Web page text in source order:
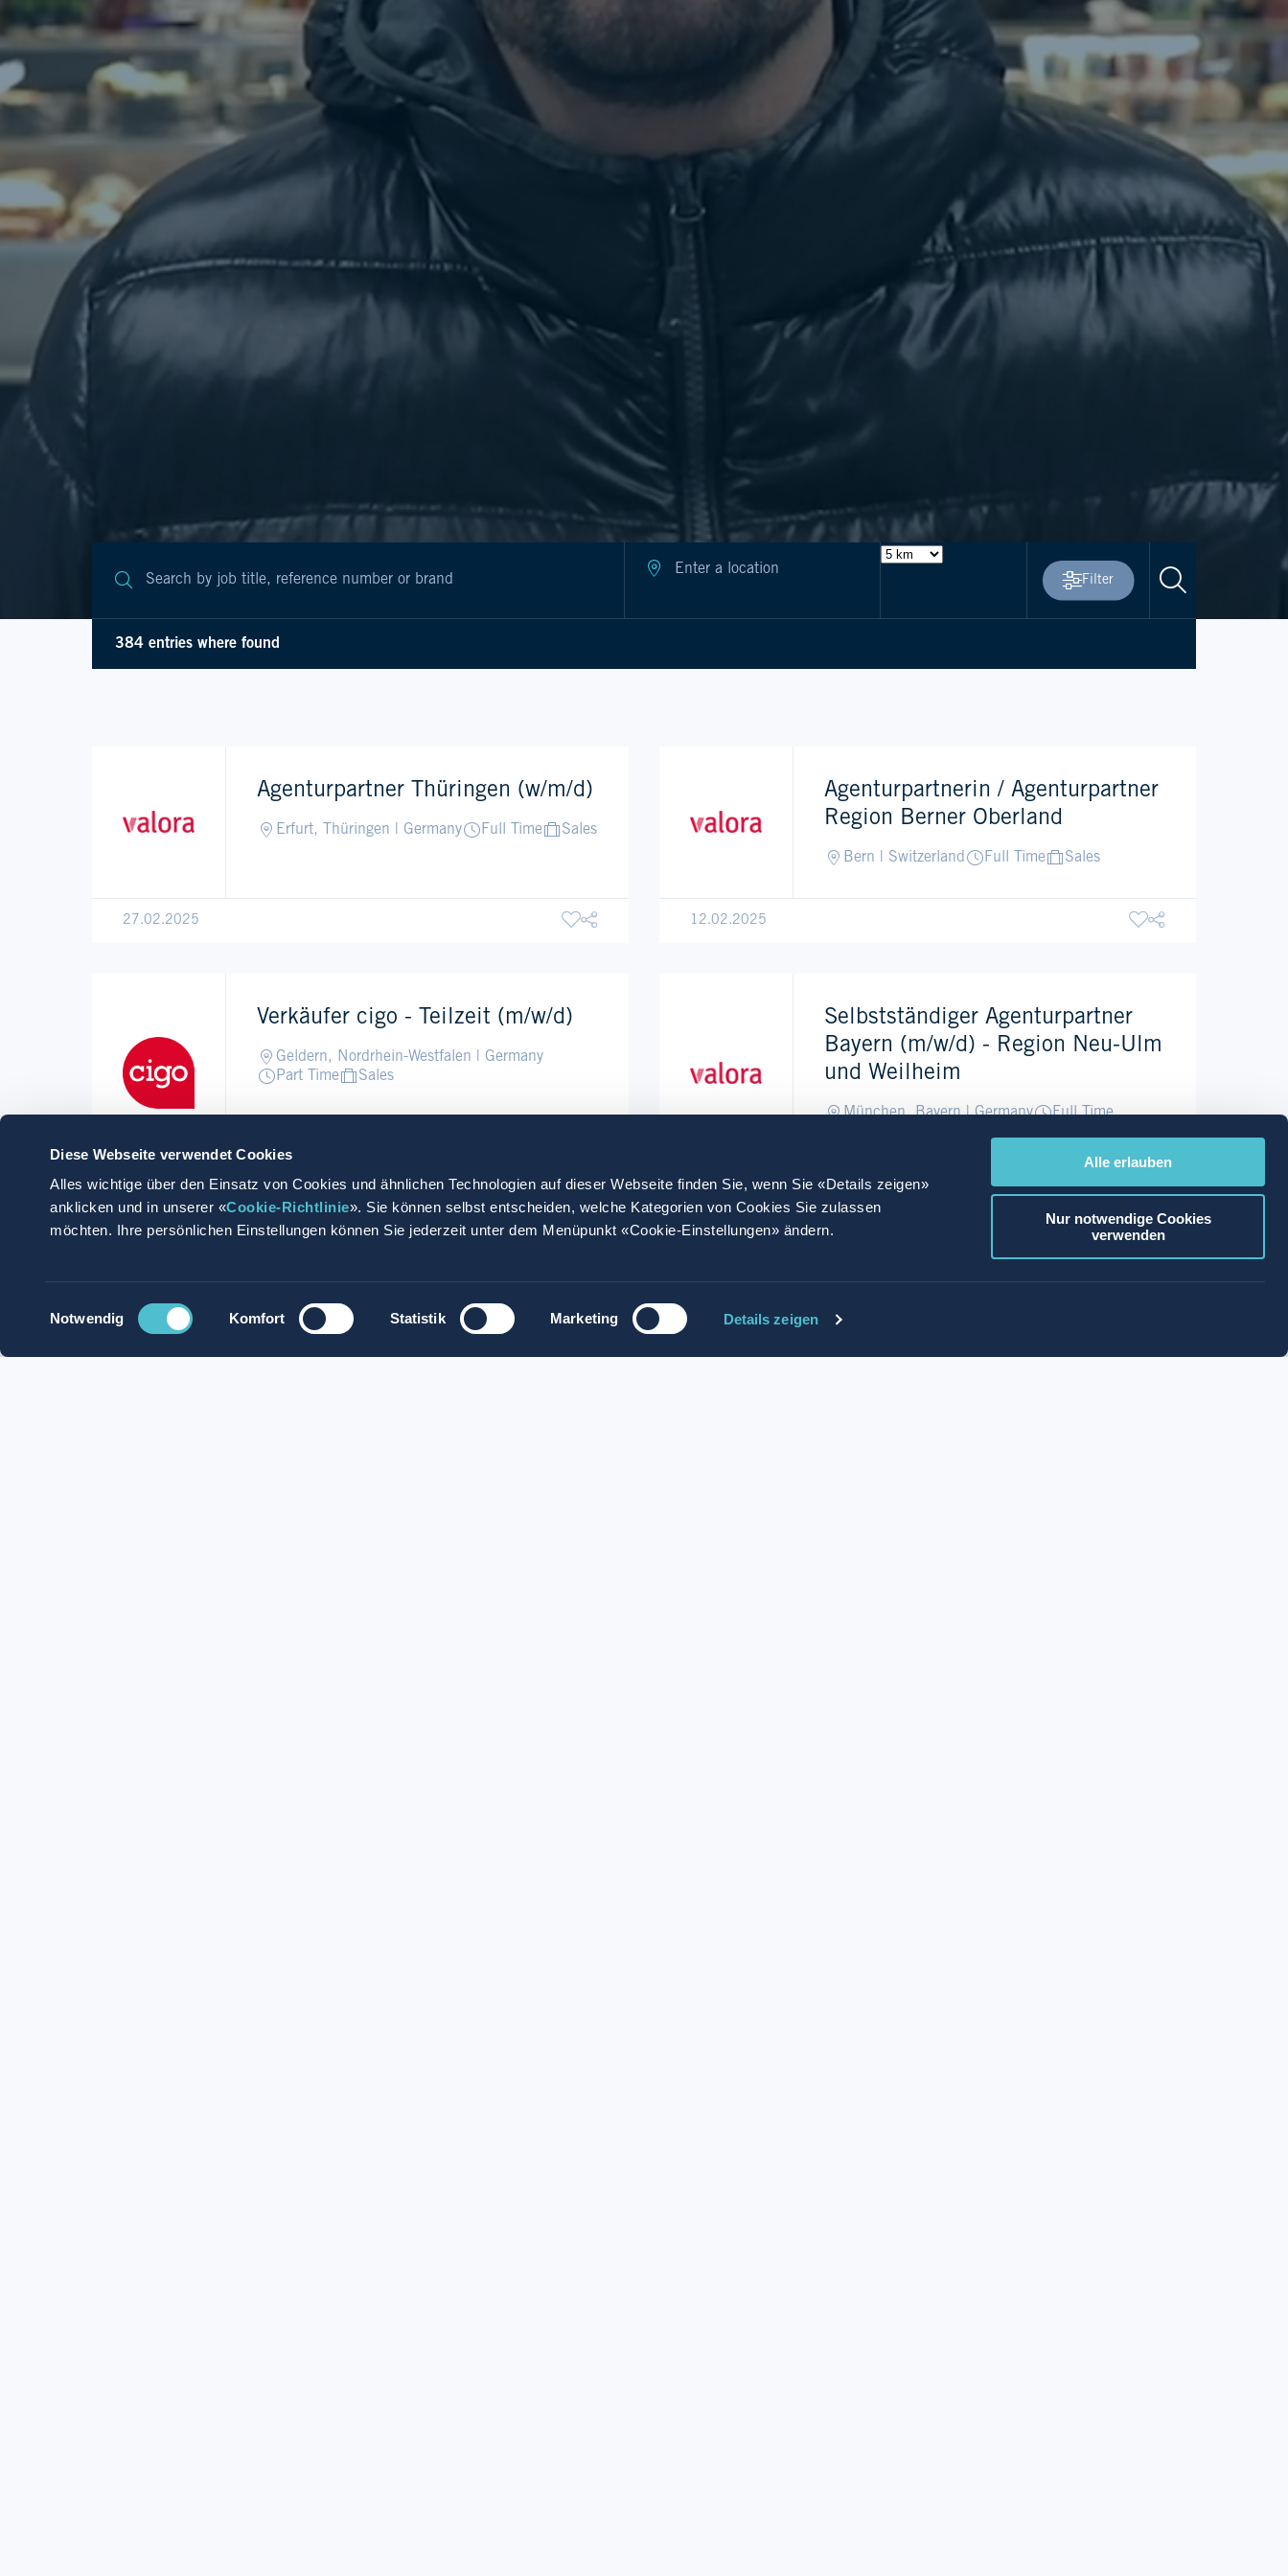
Diese Webseite verwendet Cookies
Alles wichtige über den Einsatz von Cookies und ähnlichen Technologien auf dieser Webseite finden Sie, wenn Sie «Details zeigen»
anklicken und in unserer «Cookie-Richtlinie». Sie können selbst entscheiden, welche Kategorien von Cookies Sie zulassen
möchten. Ihre persönlichen Einstellungen können Sie jederzeit unter dem Menüpunkt «Cookie-Einstellungen» ändern.
Einwilligungsauswahl
Notwendig Komfort Statistik Marketing Details zeigen
Alle erlauben
Nur notwendige Cookies
verwenden
Advanced filters
Filter
384 entries where found
Agenturpartner Thüringen (w/m/d)
Erfurt, Thüringen | Germany Full Time Sales
27.02.2025
Agenturpartnerin / Agenturpartner
Region Berner Oberland
Bern | Switzerland Full Time Sales
12.02.2025
Verkäufer cigo - Teilzeit (m/w/d)
Geldern, Nordrhein-Westfalen | Germany
Part Time
Sales
03.01.2025
Selbstständiger Agenturpartner
Bayern (m/w/d) - Region Neu-Ulm
und Weilheim
München, Bayern | Germany
Full Time
15.10.2024
17 18